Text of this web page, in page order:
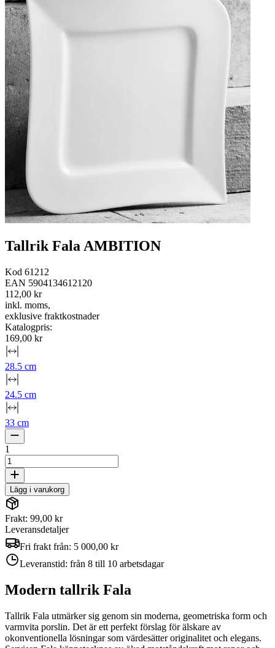
Tallrik Fala AMBITION
Kod 61212
EAN 5904134612120
112,00 kr
inkl. moms,
exklusive fraktkostnader
Katalogpris:
169,00 kr
28.5 cm
24.5 cm
33 cm
1
Lägg i varukorg
Frakt: 99,00 kr
Leveransdetaljer
Fri frakt från: 5 000,00 kr
Leveranstid: från 8 till 10 arbetsdagar
Modern tallrik Fala
Tallrik Fala utmärker sig genom sin moderna, geometriska form och
varmvita porslin. Det är ett perfekt förslag för älskare av
okonventionella lösningar som värdesätter originalitet och elegans.